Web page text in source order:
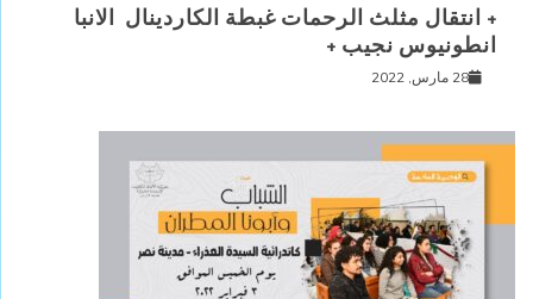
+ انتقال مثلث الرحمات غبطة الكاردينال الانبا
انطونيوس نجيب +
28 مارس, 2022